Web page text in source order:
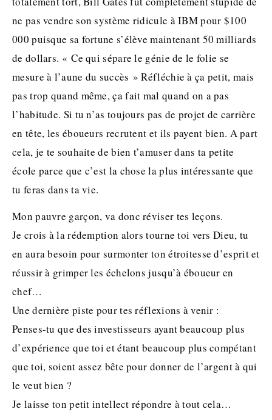
ne pas vendre son système ridicule à IBM pour $100
000 puisque sa fortune s’élève maintenant 50 milliards
de dollars. « Ce qui sépare le génie de le folie se
mesure à l’aune du succès » Réfléchie à ça petit, mais
pas trop quand même, ça fait mal quand on a pas
l’habitude. Si tu n’as toujours pas de projet de carrière
en tête, les éboueurs recrutent et ils payent bien. A part
cela, je te souhaite de bien t’amuser dans ta petite
école parce que c’est la chose la plus intéressante que
tu feras dans ta vie.
Mon pauvre garçon, va donc réviser tes leçons.
Je crois à la rédemption alors tourne toi vers Dieu, tu
en aura besoin pour surmonter ton étroitesse d’esprit et
réussir à grimper les échelons jusqu’à éboueur en
chef…
Une dernière piste pour tes réflexions à venir :
Penses-tu que des investisseurs ayant beaucoup plus
d’expérience que toi et étant beaucoup plus compétant
que toi, soient assez bête pour donner de l’argent à qui
le veut bien ?
Je laisse ton petit intellect répondre à tout cela…